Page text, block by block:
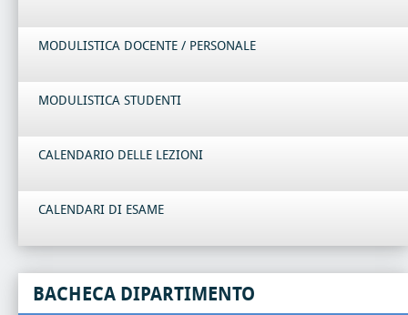
MODULISTICA DOCENTE / PERSONALE
MODULISTICA STUDENTI
CALENDARIO DELLE LEZIONI
CALENDARI DI ESAME
BACHECA DIPARTIMENTO